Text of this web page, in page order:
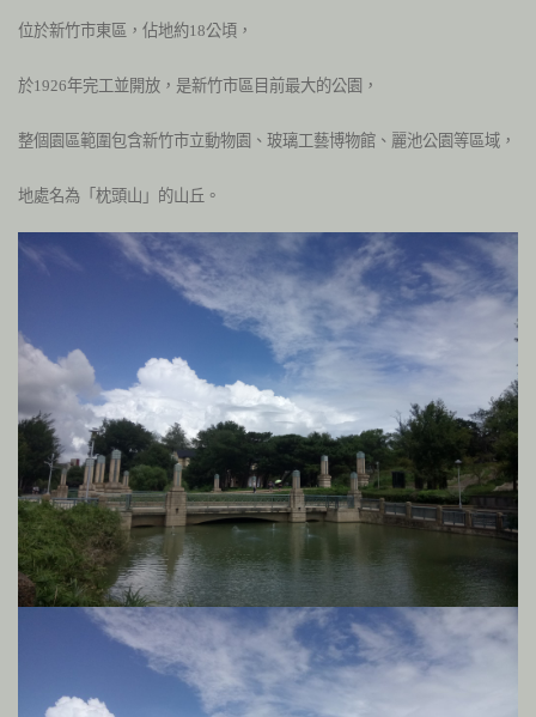
位於新竹市東區，佔地約18公頃，
於1926年完工並開放，是新竹市區目前最大的公園，
整個園區範圍包含新竹市立動物園、玻璃工藝博物館、麗池公園等區域，
地處名為「枕頭山」的山丘。